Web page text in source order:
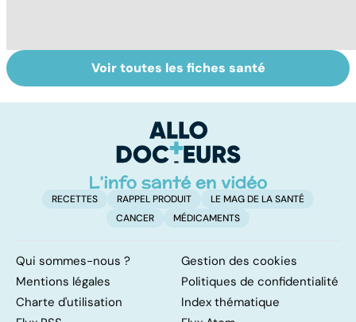
Les algues : des
bienfaits
Couperose,
rosacée... que
rougeurs
indésirables ?
Voir toutes les fiches santé
RECETTES RAPPEL PRODUIT
LE MAG DE LA SANTÉ
CANCER
MÉDICAMENTS
Qui sommes-nous ?
Gestion des cookies
Mentions légales
Politiques de confidentialité
Charte d'utilisation
Index thématique